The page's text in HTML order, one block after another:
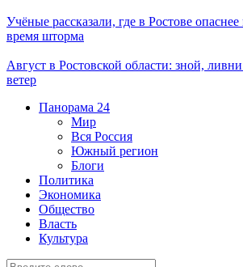
Учёные рассказали, где в Ростове опаснее
время шторма
Август в Ростовской области: зной,
ветер
Панорама 24
Мир
Вся Россия
Южный регион
Блоги
Политика
Экономика
Общество
Власть
Культура